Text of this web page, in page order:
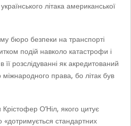
літака американської
бюро безпеки на транспорті
подій навколо катастрофи і
її розслідуванні як акредитований
міжнародного права, бо літак був
О’Ніл, якого цитує
«дотримується стандартних